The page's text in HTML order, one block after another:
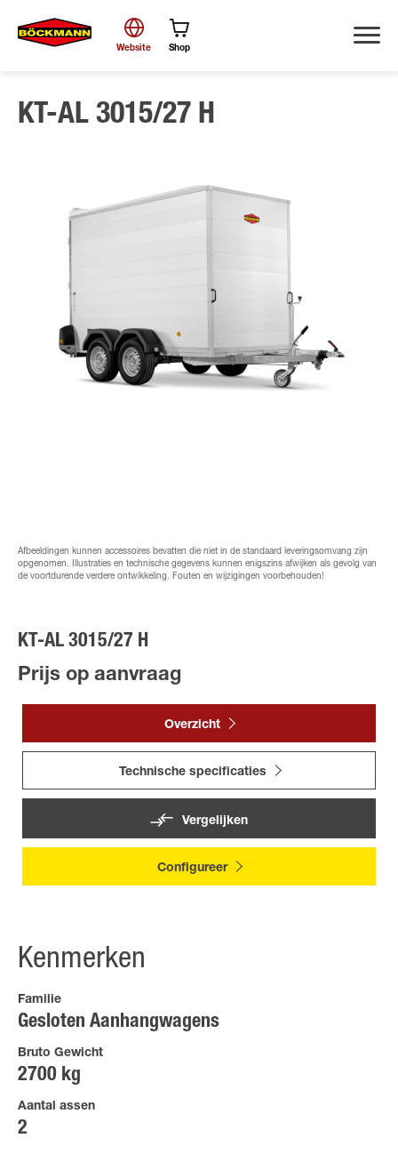
Zoek
Website Shop
KT-AL 3015/27 H
Afbeeldingen kunnen accessoires bevatten die niet in de standaard leveringsomvang zijn
opgenomen. Illustraties en technische gegevens kunnen enigszins afwijken als gevolg van
de voortdurende verdere ontwikkeling. Fouten en wijzigingen voorbehouden!
KT-AL 3015/27 H
Prijs op aanvraag
Overzicht
Technische specificaties
Vergelijken
Configureer
Kenmerken
Familie
Gesloten Aanhangwagens
Bruto Gewicht
2700 kg
Aantal assen
2